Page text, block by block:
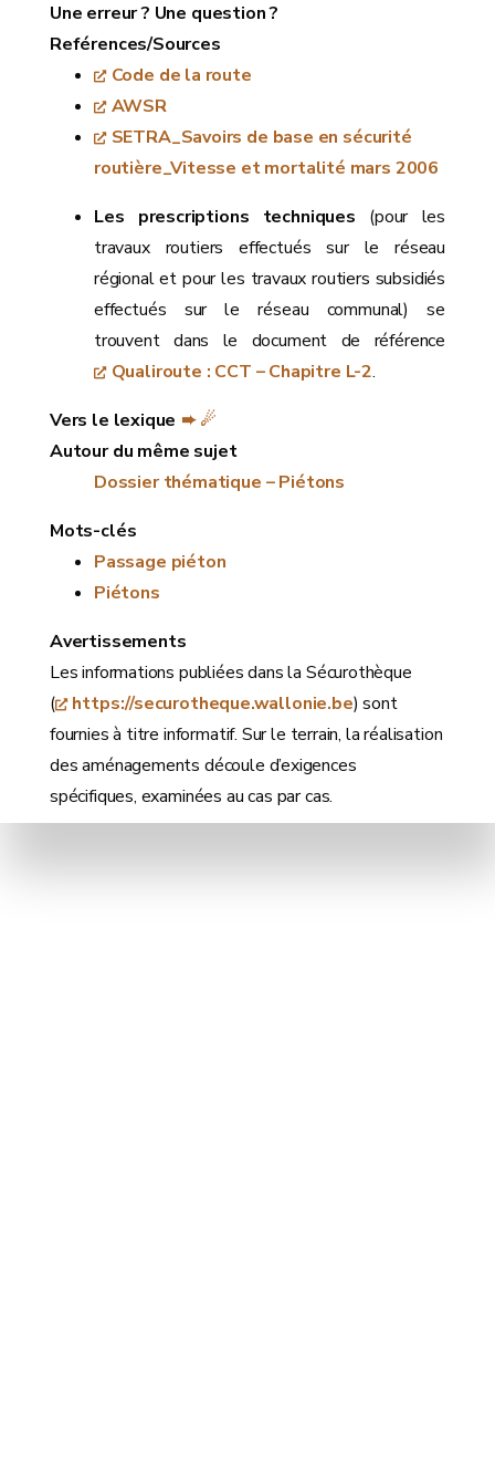
Une erreur ? Une question ?
Reférences/Sources
Code de la route
AWSR
SETRA_Savoirs de base en sécurité
routière_Vitesse et mortalité mars 2006
Les prescriptions techniques (pour les
travaux routiers effectués sur le réseau
régional et pour les travaux routiers subsidiés
effectués sur le réseau communal) se
trouvent dans le document de référence
Qualiroute : CCT – Chapitre L-2.
Vers le lexique ➨ ☄
Autour du même sujet
Dossier thématique – Piétons
Mots-clés
Passage piéton
Piétons
Avertissements
Les informations publiées dans la Sécurothèque
(
https://securotheque.wallonie.be) sont
fournies à titre informatif. Sur le terrain, la réalisation
des aménagements découle d’exigences
spécifiques, examinées au cas par cas.